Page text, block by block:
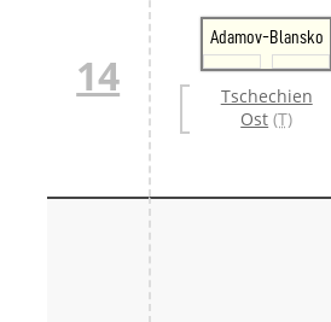
14
Adamov-Blansko
Tschechien
Ost (T)